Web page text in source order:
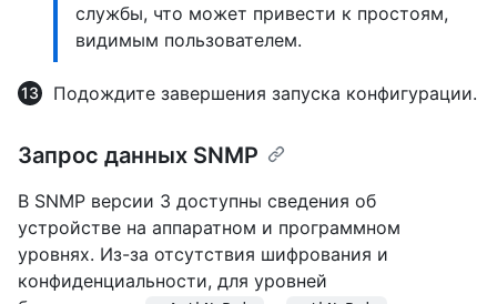
службы, что может привести к простоям,
видимым пользователем.
Подождите завершения запуска конфигурации.
Запрос данных SNMP
В SNMP версии 3 доступны сведения об
устройстве на аппаратном и программном
уровнях. Из-за отсутствия шифрования и
конфиденциальности, для уровней